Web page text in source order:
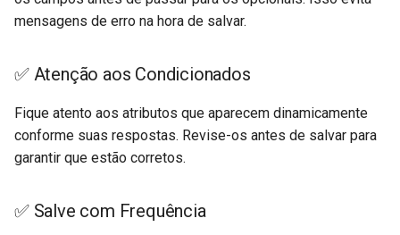
mensagens de erro na hora de salvar.
✅ Atenção aos Condicionados
Fique atento aos atributos que aparecem dinamicamente
conforme suas respostas. Revise-os antes de salvar para
garantir que estão corretos.
✅ Salve com Frequência